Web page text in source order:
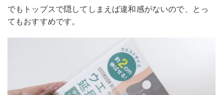
でもトップスで隠してしまえば違和感がないので、とっ
てもおすすめです。